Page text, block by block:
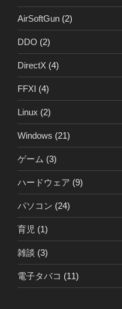
AirSoftGun (2)
DDO (2)
DirectX (4)
FFXI (4)
Linux (2)
Windows (21)
ゲーム (3)
ハードウェア (9)
パソコン (24)
育児 (1)
雑談 (3)
電子タバコ (11)